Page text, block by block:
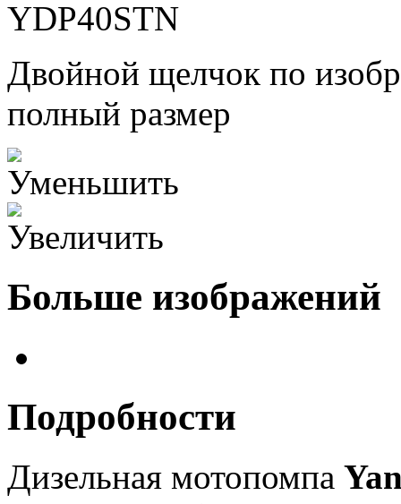
Двойной щелчок по
полный размер
Больше изображений
Подробности
Дизельная мотопомпа